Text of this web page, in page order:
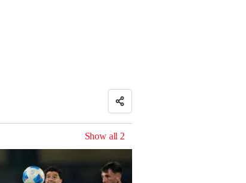
Show all 2